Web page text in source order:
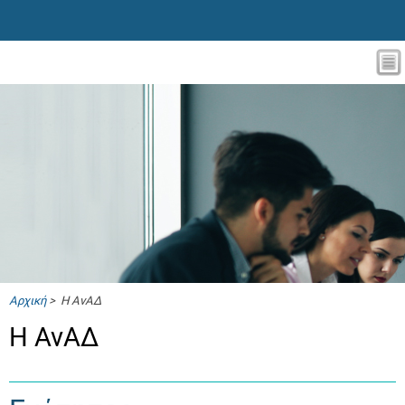
Αρχική> Η ΑνΑΔ
Η ΑνΑΔ